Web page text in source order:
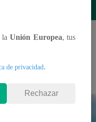
laUnión Europea, tus
de privacidad.
Rechazar